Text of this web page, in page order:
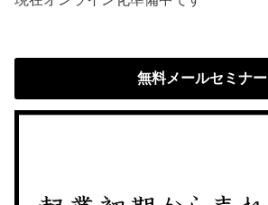
無料メールセミナー